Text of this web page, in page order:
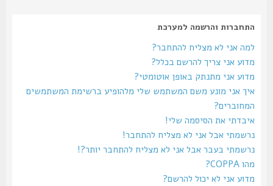
התחברות והרשמה למערכת
למה אני לא מצליח להתחבר?
מדוע אני צריך להרשם בכלל?
מדוע אני מתנתק באופן אוטומטי?
איך אני מונע משם המשתמש שלי מלהופיע ברשימת המשתמשים
המחוברים?
איבדתי את הסיסמה שלי!
נרשמתי אבל אני לא מצליח להתחבר!
נרשמתי בעבר אבל אני לא מצליח להתחבר יותר?!
מדוע אני לא יכול להרשם?